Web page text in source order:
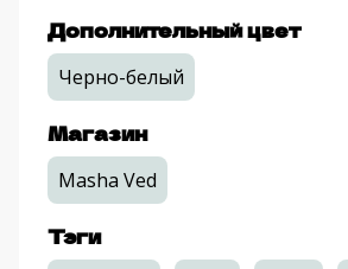
Дополнительный цвет
Черно-белый
Магазин
Masha Ved
Тэги